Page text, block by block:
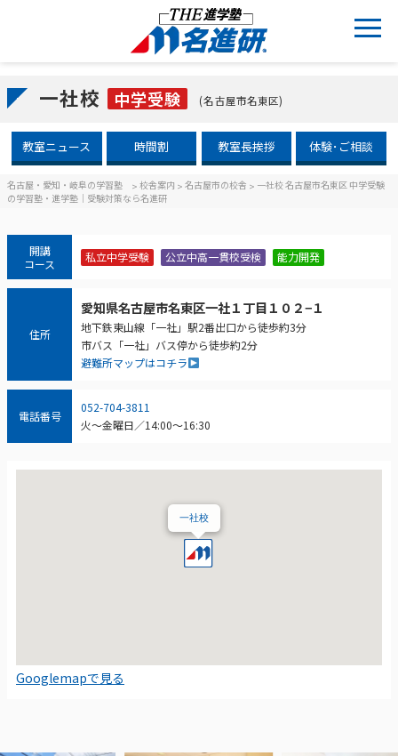
一社校 中学受験 (名古屋市名東区)
教室ニュース 時間割 教室長挨拶 体験･ご相談
名古屋・愛知・岐阜の学習塾 > 校舎案内 > 名古屋市の校舎 > 一社校 名古屋市名東区 中学受験
の学習塾・進学塾｜受験対策なら名進研
開講
コース
私立中学受験 公立中高一貫校受検 能力開発
住所
愛知県名古屋市名東区一社１丁目１０２−１
地下鉄東山線「一社」駅2番出口から徒歩約3分
市バス「一社」バス停から徒歩約2分
避難所マップはコチラ
電話番号
052-704-3811
火～金曜日／14:00～16:30
一社校
Googlemapで見る